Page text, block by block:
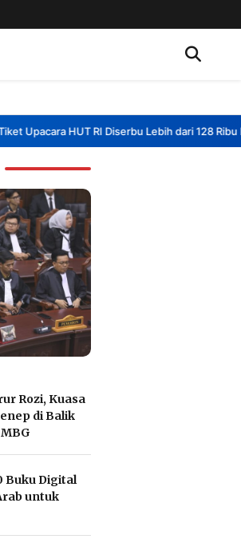
HUT RI Diserbu Lebih dari 128 Ribu
Rozi, Kuasa
di Balik
Buku Digital
untuk